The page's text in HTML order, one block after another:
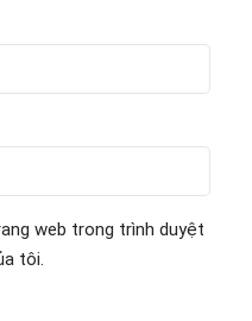
web trong trình duyệt
tôi.